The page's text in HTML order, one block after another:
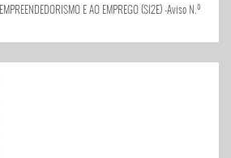
E AO EMPREGO (SI2E) -Aviso N.º